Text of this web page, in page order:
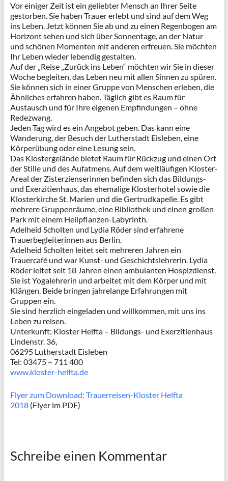
Vor einiger Zeit ist ein geliebter Mensch an Ihrer Seite
gestorben. Sie haben Trauer erlebt und sind auf dem Weg
ins Leben. Jetzt können Sie ab und zu einen Regenbogen am
Horizont sehen und sich über Sonnentage, an der Natur
und schönen Momenten mit anderen erfreuen. Sie möchten
Ihr Leben wieder lebendig gestalten.
Auf der „Reise „Zurück ins Leben“ möchten wir Sie in dieser
Woche begleiten, das Leben neu mit allen Sinnen zu spüren.
Sie können sich in einer Gruppe von Menschen erleben, die
Ähnliches erfahren haben. Täglich gibt es Raum für
Austausch und für Ihre eigenen Empfindungen – ohne
Redezwang.
Jeden Tag wird es ein Angebot geben. Das kann eine
Wanderung, der Besuch der Lutherstadt Eisleben, eine
Körperübung oder eine Lesung sein.
Das Klostergelände bietet Raum für Rückzug und einen Ort
der Stille und des Aufatmens. Auf dem weitläufigen Kloster-
Areal der Zisterzienserinnen befinden sich das Bildungs-
und Exerzitienhaus, das ehemalige Klosterhotel sowie die
Klosterkirche St. Marien und die Gertrudkapelle. Es gibt
mehrere Gruppenräume, eine Bibliothek und einen großen
Park mit einem Heilpflanzen-Labyrinth.
Adelheid Scholten und Lydia Röder sind erfahrene
Trauerbegleiterinnen aus Berlin.
Adelheid Scholten leitet seit mehreren Jahren ein
Trauercafé und war Kunst- und Geschichtslehrerin. Lydia
Röder leitet seit 18 Jahren einen ambulanten Hospizdienst.
Sie ist Yogalehrerin und arbeitet mit dem Körper und mit
Klängen. Beide bringen jahrelange Erfahrungen mit
Gruppen ein.
Sie sind herzlich eingeladen und willkommen, mit uns ins
Leben zu reisen.
Unterkunft: Kloster Helfta – Bildungs- und Exerzitienhaus
Lindenstr. 36,
06295 Lutherstadt Eisleben
Tel: 03475 – 711 400
www.kloster-helfta.de
Flyer zum Download: Trauerreisen-Kloster Helfta
2018(Flyer im PDF)
Schreibe einen Kommentar